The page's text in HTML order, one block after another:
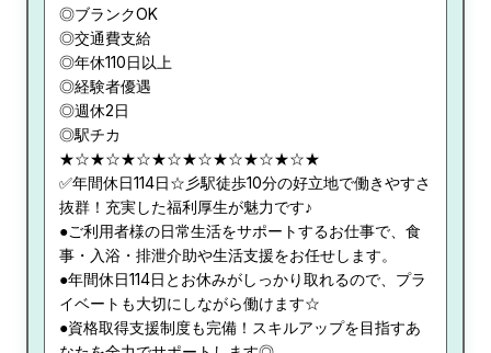
◎ブランクOK
◎交通費支給
◎年休110日以上
◎経験者優遇
◎週休2日
◎駅チカ
★☆★☆★☆★☆★☆★☆★☆★☆★
✅年間休日114日☆彡駅徒歩10分の好立地で働きやすさ
抜群！充実した福利厚生が魅力です♪
●ご利用者様の日常生活をサポートするお仕事で、食
事・入浴・排泄介助や生活支援をお任せします。
●年間休日114日とお休みがしっかり取れるので、プラ
イベートも大切にしながら働けます☆
●資格取得支援制度も完備！スキルアップを目指すあ